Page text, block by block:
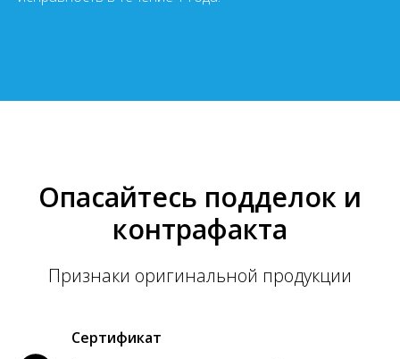
Опасайтесь подделок и
контрафакта
Признаки оригинальной продукции
Сертификат